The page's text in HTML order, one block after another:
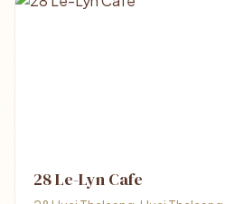
28 Le-Lyn Cafe